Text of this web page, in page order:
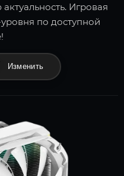
Игровая
по доступной